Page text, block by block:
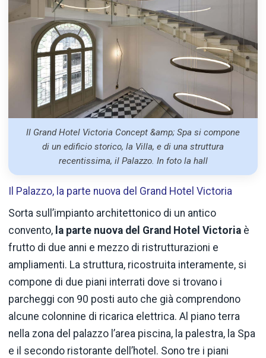
Il Grand Hotel Victoria Concept &amp; Spa si compone
di un edificio storico, la Villa, e di una struttura
recentissima, il Palazzo. In foto la hall
Il Palazzo, la parte nuova del Grand Hotel Victoria
Sorta sull’impianto architettonico di un antico
convento, la parte nuova del Grand Hotel Victoria è
frutto di due anni e mezzo di ristrutturazioni e
ampliamenti. La struttura, ricostruita interamente, si
compone di due piani interrati dove si trovano i
parcheggi con 90 posti auto che già comprendono
alcune colonnine di ricarica elettrica. Al piano terra
nella zona del palazzo l’area piscina, la palestra, la Spa
e il secondo ristorante dell’hotel. Sono tre i piani